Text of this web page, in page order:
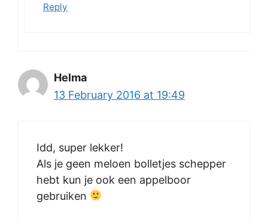
Reply
Helma
13 February 2016 at 19:49
Idd, super lekker!
Als je geen meloen bolletjes schepper
hebt kun je ook een appelboor
gebruiken